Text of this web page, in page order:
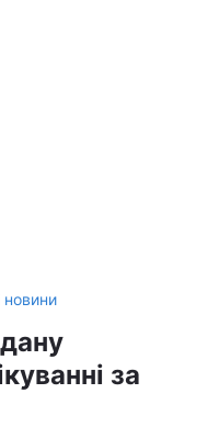
новини
за